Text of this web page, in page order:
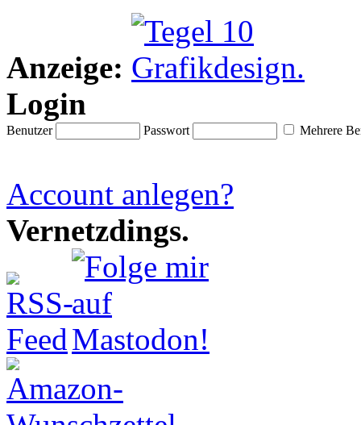
Anzeige:
Login
Benutzer Passwort Mehrere
Account anlegen?
Vernetzdings.